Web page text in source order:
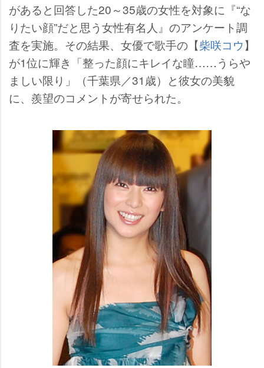
があると回答した20～35歳の女性を対象に『“な
りたい顔”だと思う女性有名人』のアンケート調
査を実施。その結果、女優で歌手の【柴咲コウ】
が1位に輝き「整った顔にキレイな瞳……うら
ましい限り」（千葉県／31歳）と彼女の美貌
に、羨望のコメントが寄せられた。